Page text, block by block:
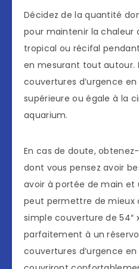
Décidez de la quantité
pour maintenir la chaleur
tropical ou récifal
en mesurant tout autour.
couvertures d’urgence
supérieure ou égale à la
aquarium.
En cas de doute,
dont vous pensez avoir
avoir à portée de main et
peut permettre de mieux
simple couverture de 54″
parfaitement à un
couvertures d’urgence en